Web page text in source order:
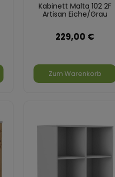
Kabinett Malta 102 2F
Artisan Eiche/Grau
229,00 €
Zum Warenkorb